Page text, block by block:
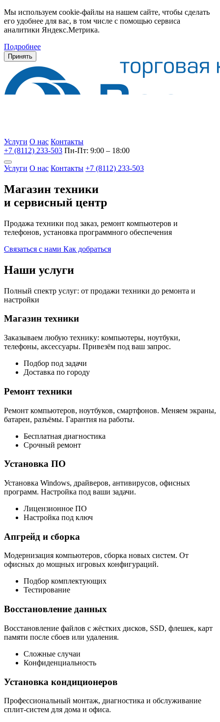
Мы используем cookie-файлы на нашем сайте, чтобы сделать
его удобнее для вас, в том числе с помощью сервиса
аналитики Яндекс.Метрика.
Подробнее
Принять
Услуги О нас Контакты
+7 (8112) 233-503 Пн-Пт: 9:00 – 18:00
Услуги О нас Контакты +7 (8112) 233-503
Магазин техники
и сервисный центр
Продажа техники под заказ, ремонт компьютеров и
телефонов, установка программного обеспечения
Связаться с нами Как добраться
Наши услуги
Полный спектр услуг: от продажи техники до ремонта и
настройки
Магазин техники
Заказываем любую технику: компьютеры, ноутбуки,
телефоны, аксессуары. Привезём под ваш запрос.
Подбор под задачи
Доставка по городу
Ремонт техники
Ремонт компьютеров, ноутбуков, смартфонов. Меняем экраны,
батареи, разъёмы. Гарантия на работы.
Бесплатная диагностика
Срочный ремонт
Установка ПО
Установка Windows, драйверов, антивирусов, офисных
программ. Настройка под ваши задачи.
Лицензионное ПО
Настройка под ключ
Апгрейд и сборка
Модернизация компьютеров, сборка новых систем. От
офисных до мощных игровых конфигураций.
Подбор комплектующих
Тестирование
Восстановление данных
Восстановление файлов с жёстких дисков, SSD, флешек, карт
памяти после сбоев или удаления.
Сложные случаи
Конфиденциальность
Установка кондиционеров
Профессиональный монтаж, диагностика и обслуживание
сплит-систем для дома и офиса.